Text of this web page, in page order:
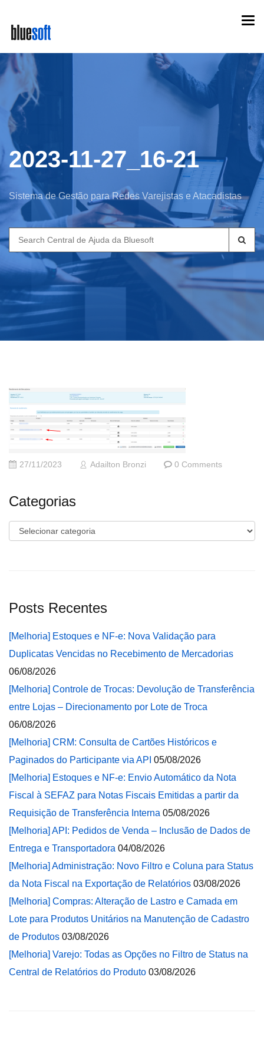
main
content
2023-11-27_16-21
Sistema de Gestão para Redes Varejistas e Atacadistas
Search
for:
27/11/2023 Adailton Bronzi 0 Comments
Categorias
Categorias
Posts Recentes
[Melhoria] Estoques e NF-e: Nova Validação para
Duplicatas Vencidas no Recebimento de Mercadorias
06/08/2026
[Melhoria] Controle de Trocas: Devolução de Transferência
entre Lojas – Direcionamento por Lote de Troca
06/08/2026
[Melhoria] CRM: Consulta de Cartões Históricos e
Paginados do Participante via API 05/08/2026
[Melhoria] Estoques e NF-e: Envio Automático da Nota
Fiscal à SEFAZ para Notas Fiscais Emitidas a partir da
Requisição de Transferência Interna 05/08/2026
[Melhoria] API: Pedidos de Venda – Inclusão de Dados de
Entrega e Transportadora 04/08/2026
[Melhoria] Administração: Novo Filtro e Coluna para Status
da Nota Fiscal na Exportação de Relatórios 03/08/2026
[Melhoria] Compras: Alteração de Lastro e Camada em
Lote para Produtos Unitários na Manutenção de Cadastro
de Produtos 03/08/2026
[Melhoria] Varejo: Todas as Opções no Filtro de Status na
Central de Relatórios do Produto 03/08/2026